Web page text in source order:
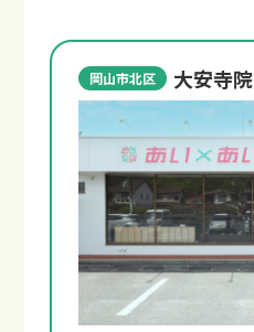
むちうちの症状と原因
岡山市北区 大安寺院